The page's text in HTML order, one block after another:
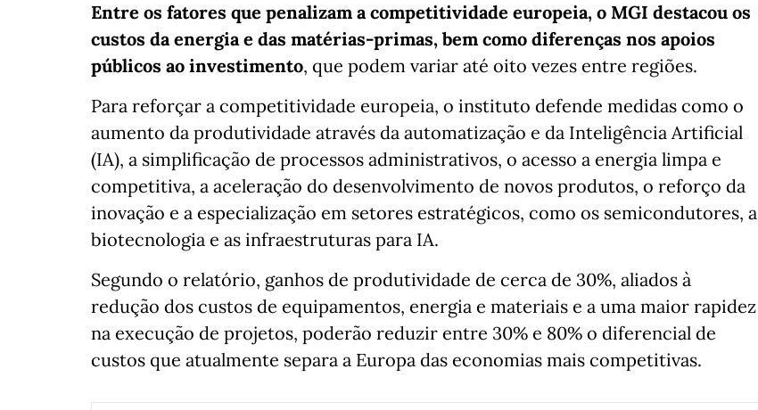
Entre os fatores que penalizam a competitividade europeia, o MGI destacou os
custos da energia e das matérias-primas, bem como diferenças nos apoios
públicos ao investimento, que podem variar até oito vezes entre regiões.
Para reforçar a competitividade europeia, o instituto defende medidas como o
aumento da produtividade através da automatização e da Inteligência Artificial
(IA), a simplificação de processos administrativos, o acesso a energia limpa e
competitiva, a aceleração do desenvolvimento de novos produtos, o reforço da
inovação e a especialização em setores estratégicos, como os semicondutores, a
biotecnologia e as infraestruturas para IA.
Segundo o relatório, ganhos de produtividade de cerca de 30%, aliados à
redução dos custos de equipamentos, energia e materiais e a uma maior rapidez
na execução de projetos, poderão reduzir entre 30% e 80% o diferencial de
custos que atualmente separa a Europa das economias mais competitivas.